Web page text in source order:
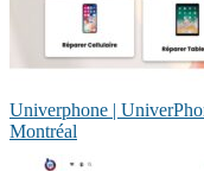
Univerphone |
Montréal